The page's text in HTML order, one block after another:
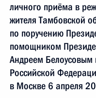
личного приёма в
жителя Тамбовской
по поручению
помощником
Андреем
Российской
в Москве 6 апреля